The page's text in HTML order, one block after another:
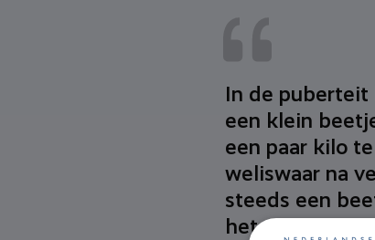
In de
een klein
een paar kilo
weliswaar na
steeds een
het...